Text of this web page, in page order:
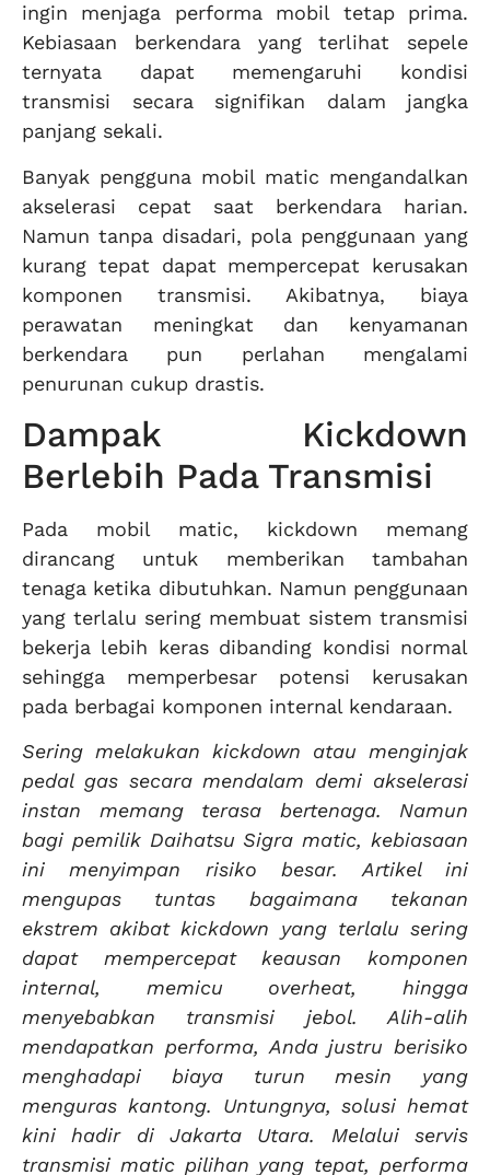
ingin menjaga performa mobil tetap prima.
Kebiasaan berkendara yang terlihat sepele
ternyata dapat memengaruhi kondisi
transmisi secara signifikan dalam jangka
panjang sekali.
Banyak pengguna mobil matic mengandalkan
akselerasi cepat saat berkendara harian.
Namun tanpa disadari, pola penggunaan yang
kurang tepat dapat mempercepat kerusakan
komponen transmisi. Akibatnya, biaya
perawatan meningkat dan kenyamanan
berkendara pun perlahan mengalami
penurunan cukup drastis.
Dampak Kickdown
Berlebih Pada Transmisi
Pada mobil matic, kickdown memang
dirancang untuk memberikan tambahan
tenaga ketika dibutuhkan. Namun penggunaan
yang terlalu sering membuat sistem transmisi
bekerja lebih keras dibanding kondisi normal
sehingga memperbesar potensi kerusakan
pada berbagai komponen internal kendaraan.
Sering melakukan kickdown atau menginjak
pedal gas secara mendalam demi akselerasi
instan memang terasa bertenaga. Namun
bagi pemilik Daihatsu Sigra matic, kebiasaan
ini menyimpan risiko besar. Artikel ini
mengupas tuntas bagaimana tekanan
ekstrem akibat kickdown yang terlalu sering
dapat mempercepat keausan komponen
internal, memicu overheat, hingga
menyebabkan transmisi jebol. Alih-alih
mendapatkan performa, Anda justru berisiko
menghadapi biaya turun mesin yang
menguras kantong. Untungnya, solusi hemat
kini hadir di Jakarta Utara. Melalui servis
transmisi matic pilihan yang tepat, performa